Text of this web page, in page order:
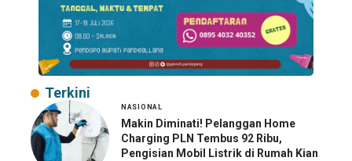
Terkini
NASIONAL
Makin Diminati! Pelanggan Home
Charging PLN Tembus 92 Ribu,
Pengisian Mobil Listrik di Rumah Kian